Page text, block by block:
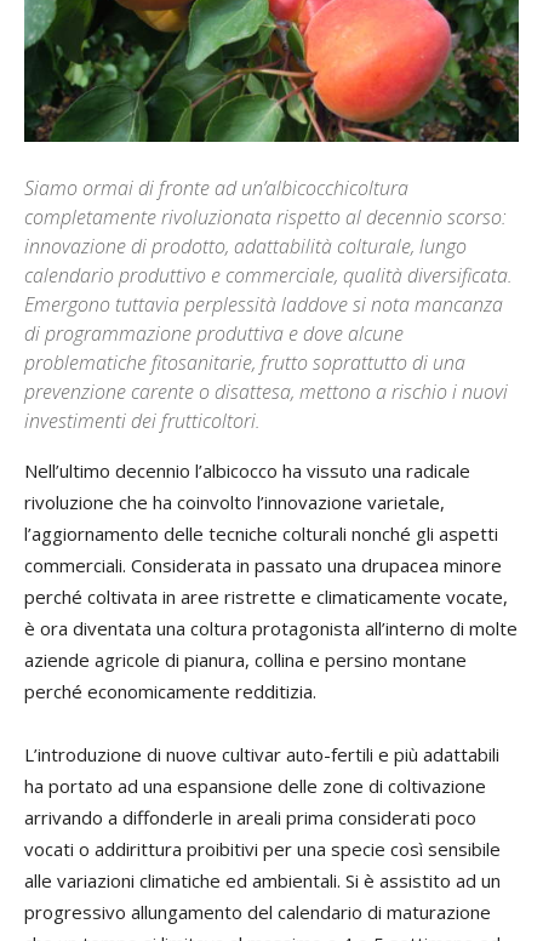
Siamo ormai di fronte ad un’albicocchicoltura
completamente rivoluzionata rispetto al decennio scorso:
innovazione di prodotto, adattabilità colturale, lungo
calendario produttivo e commerciale, qualità diversificata.
Emergono tuttavia perplessità laddove si nota mancanza
di programmazione produttiva e dove alcune
problematiche fitosanitarie, frutto soprattutto di una
prevenzione carente o disattesa, mettono a rischio i nuovi
investimenti dei frutticoltori.
Nell’ultimo decennio l’albicocco ha vissuto una radicale
rivoluzione che ha coinvolto l’innovazione varietale,
l’aggiornamento delle tecniche colturali nonché gli aspetti
commerciali. Considerata in passato una drupacea minore
perché coltivata in aree ristrette e climaticamente vocate,
è ora diventata una coltura protagonista all’interno di molte
aziende agricole di pianura, collina e persino montane
perché economicamente redditizia.
L’introduzione di nuove cultivar auto-fertili e più adattabili
ha portato ad una espansione delle zone di coltivazione
arrivando a diffonderle in areali prima considerati poco
vocati o addirittura proibitivi per una specie così sensibile
alle variazioni climatiche ed ambientali. Si è assistito ad un
progressivo allungamento del calendario di maturazione